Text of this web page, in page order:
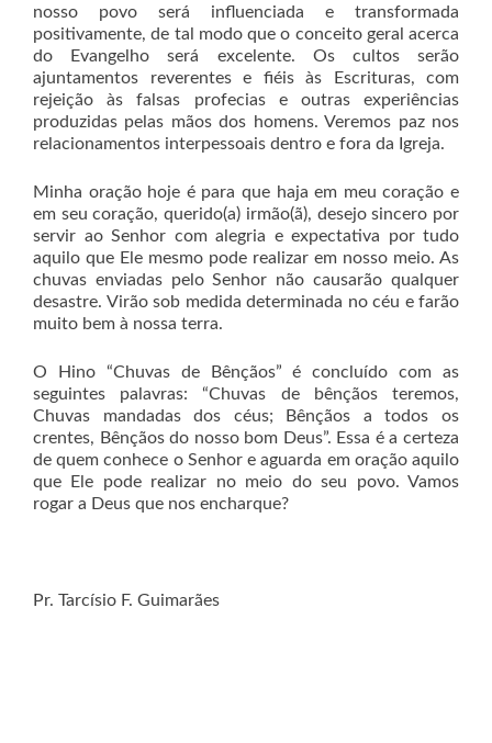
nosso povo será influenciada e transformada
positivamente, de tal modo que o conceito geral acerca
do Evangelho será excelente. Os cultos serão
ajuntamentos reverentes e fiéis às Escrituras, com
rejeição às falsas profecias e outras experiências
produzidas pelas mãos dos homens. Veremos paz nos
relacionamentos interpessoais dentro e fora da Igreja.
Minha oração hoje é para que haja em meu coração e
em seu coração, querido(a) irmão(ã), desejo sincero por
servir ao Senhor com alegria e expectativa por tudo
aquilo que Ele mesmo pode realizar em nosso meio. As
chuvas enviadas pelo Senhor não causarão qualquer
desastre. Virão sob medida determinada no céu e farão
muito bem à nossa terra.
O Hino “Chuvas de Bênçãos” é concluído com as
seguintes palavras: “Chuvas de bênçãos teremos,
Chuvas mandadas dos céus; Bênçãos a todos os
crentes, Bênçãos do nosso bom Deus”. Essa é a certeza
de quem conhece o Senhor e aguarda em oração aquilo
que Ele pode realizar no meio do seu povo. Vamos
rogar a Deus que nos encharque?
Pr. Tarcísio F. Guimarães